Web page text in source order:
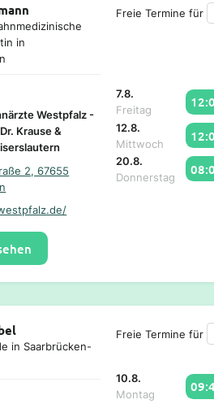
in
Westpfalz -
Krause &
2, 67655
Freie Termine für
7.8.
Freitag
12.8.
Mittwoch
20.8.
Donnerstag
in Saarbrücken-
Freie Termine für
10.8.
Montag